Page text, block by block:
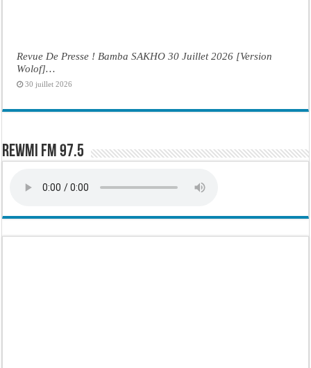
Revue De Presse ! Bamba SAKHO 30 Juillet 2026 [Version
Wolof]…
30 juillet 2026
Rewmi FM 97.5